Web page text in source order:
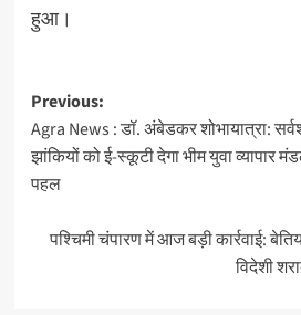
हुआ।
Post
navigation
Previous:
Agra News : डॉ. अंबेडकर शोभायात्रा:
झांकियों को ई-स्कूटी देगा भीम युवा व्यापार
पहल
पश्चिमी चंपारण में आज बड़ी कार्रवाई:
विदेशी